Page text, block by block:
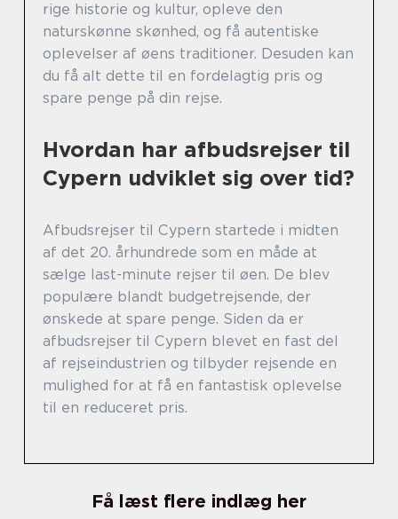
rige historie og kultur, opleve den
naturskønne skønhed, og få autentiske
oplevelser af øens traditioner. Desuden kan
du få alt dette til en fordelagtig pris og
spare penge på din rejse.
Hvordan har afbudsrejser til
Cypern udviklet sig over tid?
Afbudsrejser til Cypern startede i midten
af det 20. århundrede som en måde at
sælge last-minute rejser til øen. De blev
populære blandt budgetrejsende, der
ønskede at spare penge. Siden da er
afbudsrejser til Cypern blevet en fast del
af rejseindustrien og tilbyder rejsende en
mulighed for at få en fantastisk oplevelse
til en reduceret pris.
Få læst flere indlæg her